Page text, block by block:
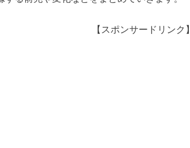
【スポンサードリンク】